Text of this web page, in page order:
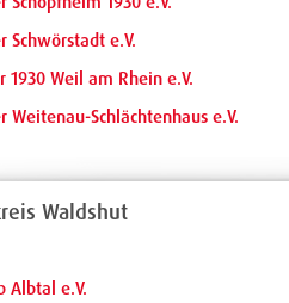
Schwörstadt e.V.
1930 Weil am Rhein e.V.
Weitenau-Schlächtenhaus e.V.
Waldshut
Albtal e.V.